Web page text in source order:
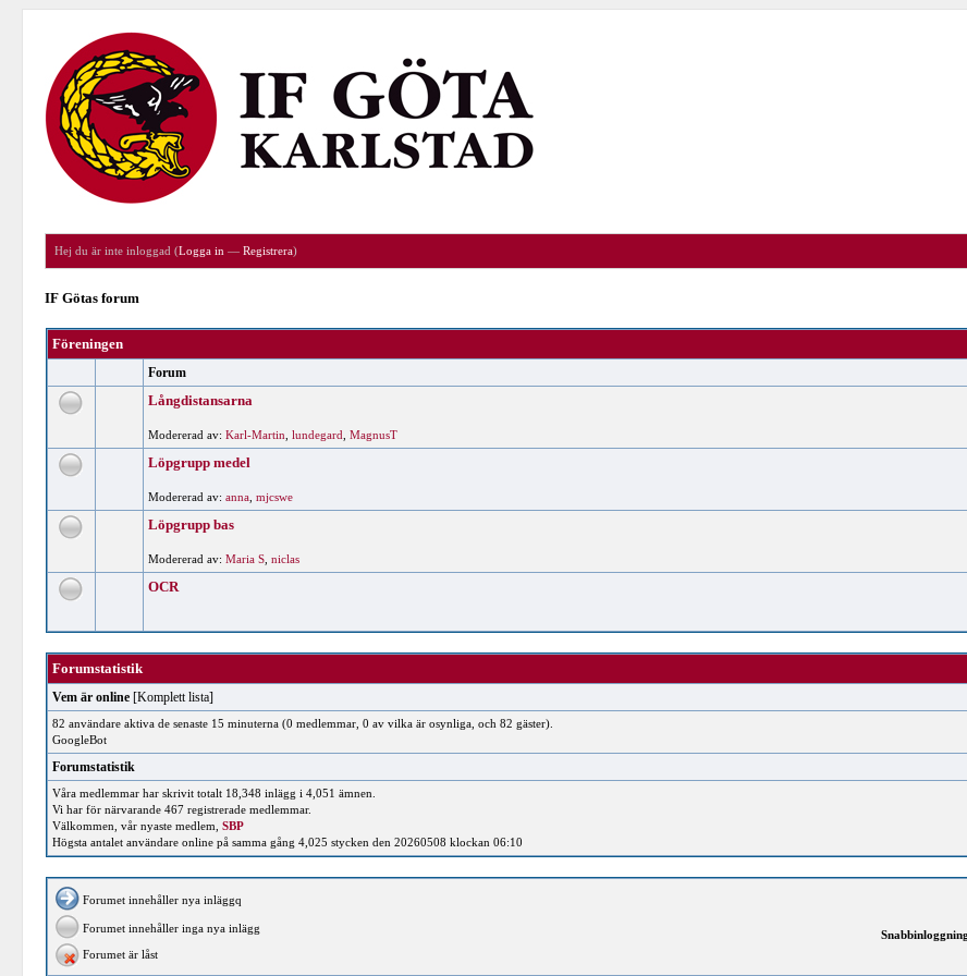
Hej du är inte inloggad (Logga in —Registrera)
IF Götas forum
Föreningen
Forum
Långdistansarna
Modererad av: Karl-Martin lundegard MagnusT
Löpgrupp medel
Modererad av: anna, mjcswe
Löpgrupp bas
Modererad av: Maria S, niclas
OCR
Forumstatistik
Vem är online[Komplett lista]
82 användare aktiva de senaste 15 minuterna (0 medlemmar, 0 av vilka är osynliga, och 82 gäster).
GoogleBot
Forumstatistik
Våra medlemmar har skrivit totalt 18,348 inlägg i 4,051 ämnen.
Vi har för närvarande 467 registrerade medlemmar.
Välkommen, vår nyaste medlem, SBP
Högsta antalet användare online på samma gång 4,025 stycken den 20260508 klockan 06:10
Forumet innehåller nya inläggq
Forumet innehåller inga nya inlägg
Forumet är låst
Snabbinloggning